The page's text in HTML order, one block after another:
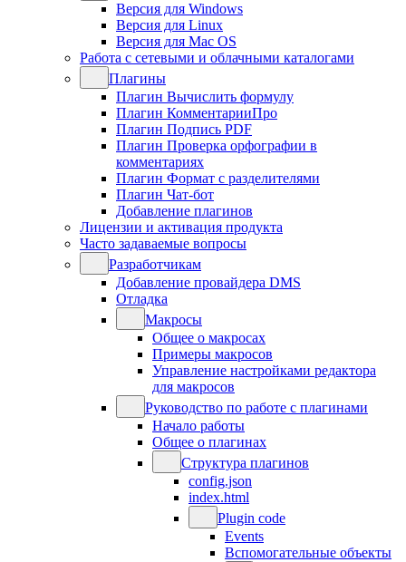
Версия для Windows
Версия для Linux
Версия для Mac OS
Работа с сетевыми и облачными каталогами
Плагины
Плагин Вычислить формулу
Плагин КомментарииПро
Плагин Подпись PDF
Плагин Проверка орфографии в
комментариях
Плагин Формат с разделителями
Плагин Чат-бот
Добавление плагинов
Лицензии и активация продукта
Часто задаваемые вопросы
Разработчикам
Добавление провайдера DMS
Отладка
Макросы
Общее о макросах
Примеры макросов
Управление настройками редактора
для макросов
Руководство по работе с плагинами
Начало работы
Общее о плагинах
Структура плагинов
config.json
index.html
Plugin code
Events
Вспомогательные объекты